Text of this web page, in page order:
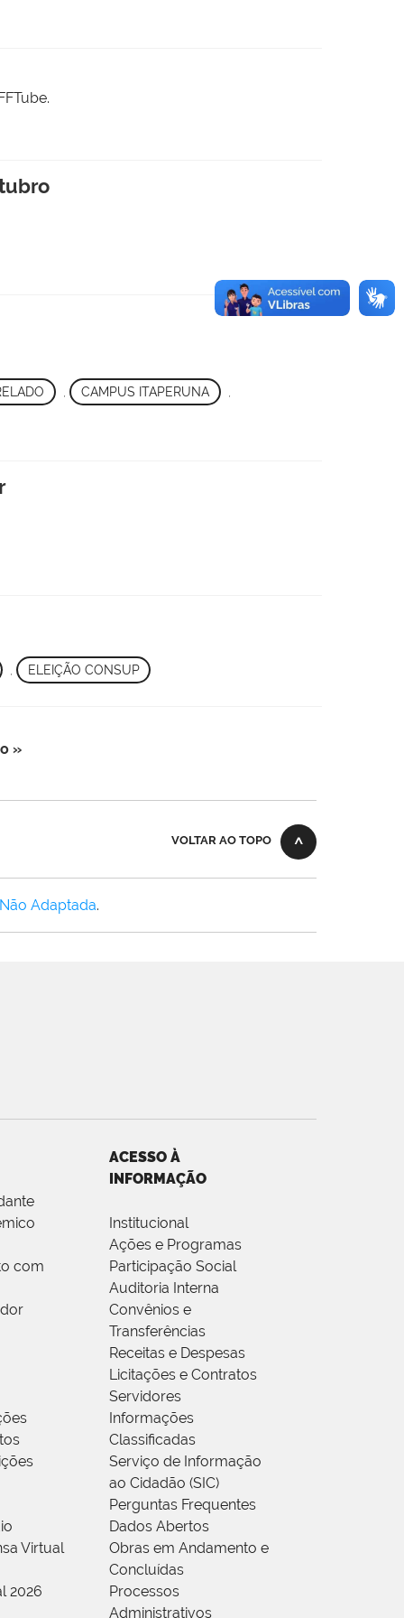
CAMPUS ITAPERUNA
ELEIÇÃO CONSUP
»
VOLTAR AO TOPO
Adaptada.
com
Virtual
2026
ACESSO À
INFORMAÇÃO
Institucional
Ações e Programas
Participação Social
Auditoria Interna
Convênios e
Transferências
Receitas e Despesas
Licitações e Contratos
Servidores
Informações
Classificadas
Serviço de Informação
ao Cidadão (SIC)
Perguntas Frequentes
Dados Abertos
Obras em Andamento e
Concluídas
Processos
Administrativos